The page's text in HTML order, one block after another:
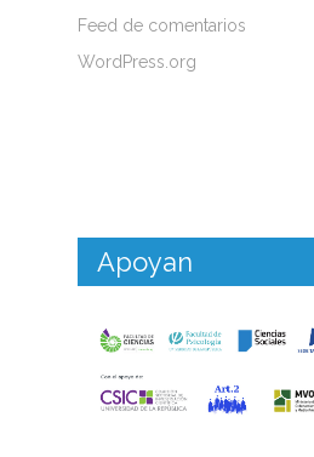
Feed de comentarios
WordPress.org
Apoyan